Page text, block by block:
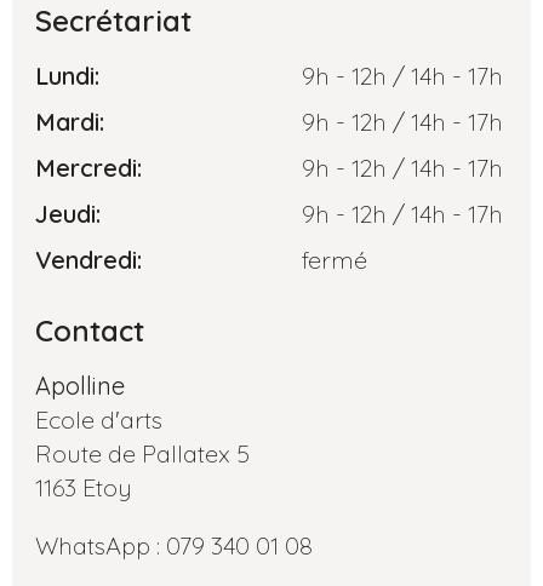
Secrétariat
Lundi:
9h - 12h / 14h - 17h
Mardi:
9h - 12h / 14h - 17h
Mercredi:
9h - 12h / 14h - 17h
Jeudi:
9h - 12h / 14h - 17h
Vendredi:
fermé
Contact
Apolline
Ecole d'arts
Route de Pallatex 5
1163 Etoy
WhatsApp : 079 340 01 08